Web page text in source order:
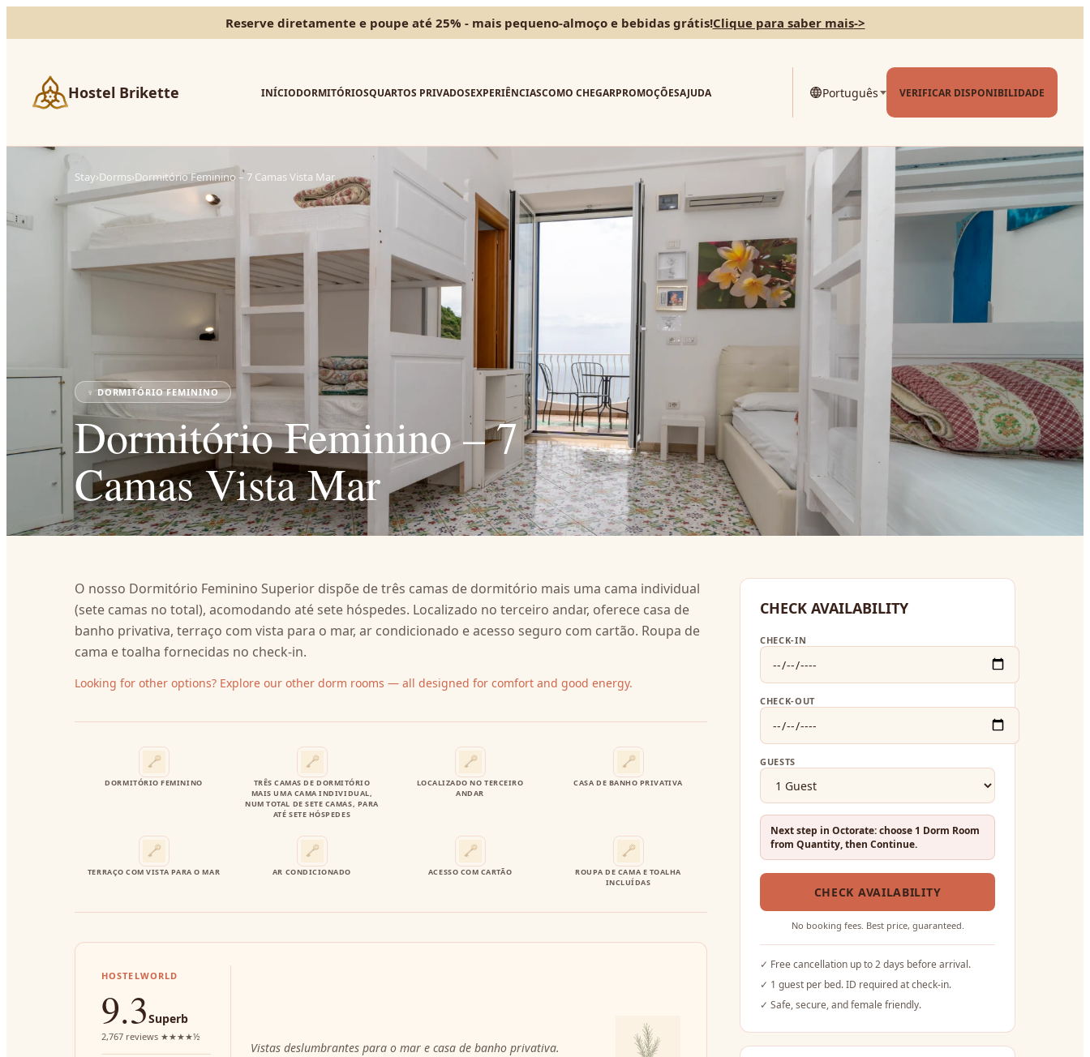
Reserve diretamente e poupe até 25% - mais pequeno-almoço e bebidas grátis!Clique para saber mais->
Hostel Brikette INÍCIODORMITÓRIOSQUARTOS PRIVADOSEXPERIÊNCIASCOMO CHEGARPROMOÇÕESAJUDA Português VERIFICAR DISPONIBILIDADE
Stay›Dorms›Dormitório Feminino – 7 Camas Vista Mar
♀ DORMITÓRIO FEMININO
Dormitório Feminino – 7
Camas Vista Mar
O nosso Dormitório Feminino Superior dispõe de três camas de dormitório mais uma cama individual
(sete camas no total), acomodando até sete hóspedes. Localizado no terceiro andar, oferece casa de
banho privativa, terraço com vista para o mar, ar condicionado e acesso seguro com cartão. Roupa de
cama e toalha fornecidas no check‑in.
Looking for other options? Explore our other dorm rooms — all designed for comfort and good energy.
DORMITÓRIO FEMININO
TRÊS CAMAS DE DORMITÓRIO
MAIS UMA CAMA INDIVIDUAL,
NUM TOTAL DE SETE CAMAS, PARA
ATÉ SETE HÓSPEDES
LOCALIZADO NO TERCEIRO
ANDAR
CASA DE BANHO PRIVATIVA
TERRAÇO COM VISTA PARA O MAR AR CONDICIONADO ACESSO COM CARTÃO
ROUPA DE CAMA E TOALHA
INCLUÍDAS
HOSTELWORLD
9.3Superb
2,767 reviews ★★★★½
Vistas deslumbrantes para o mar e casa de banho privativa.
CHECK AVAILABILITY
CHECK-IN
CHECK-OUT
GUESTS
Next step in Octorate: choose 1 Dorm Room
from Quantity, then Continue.
CHECK AVAILABILITY
No booking fees. Best price, guaranteed.
✓ Free cancellation up to 2 days before arrival.
✓ 1 guest per bed. ID required at check-in.
✓ Safe, secure, and female friendly.